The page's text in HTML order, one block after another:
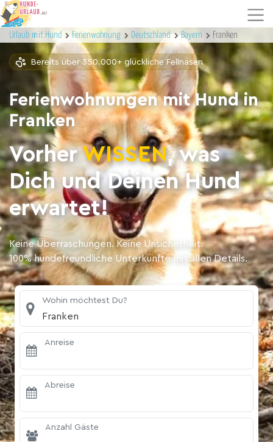
Urlaub mit Hund Ferienwohnung Deutschland Bayern Franken
Bereits über 350.000+ glückliche Fellnasen
Ferienwohnungen mit Hund in
Franken
VorherWISSEN, was
Dich und Deinen Hund
erwartet!
Keine Überraschungen. Keine Unsicherheit.
100% hundefreundliche Unterkünfte mit allen Details.
Wohin möchtest Du?
Franken
Anreise
Abreise
Anzahl Gäste